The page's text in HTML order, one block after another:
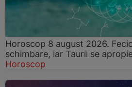
Horoscop 8 august 2026.
schimbare, iar Taurii se
Horoscop